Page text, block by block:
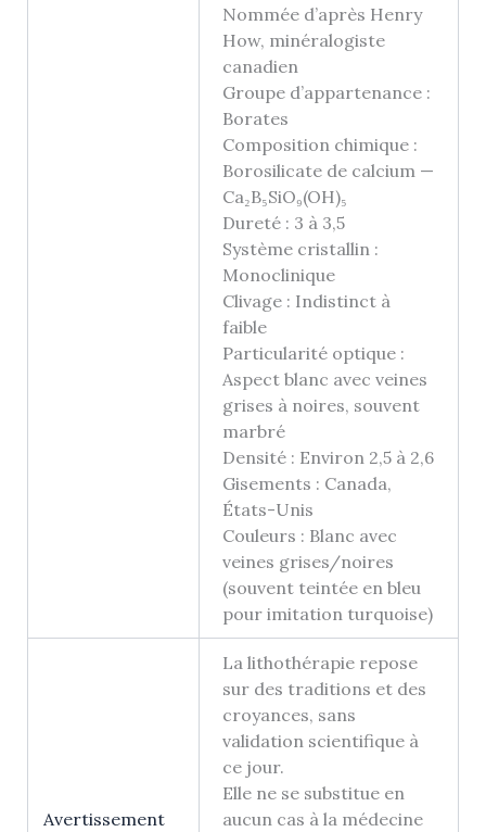
Nommée d’après Henry
How, minéralogiste
canadien
Groupe d’appartenance :
Borates
Composition chimique :
Borosilicate de calcium —
Ca₂B₅SiO₉(OH)₅
Dureté : 3 à 3,5
Système cristallin :
Monoclinique
Clivage : Indistinct à
faible
Particularité optique :
Aspect blanc avec veines
grises à noires, souvent
marbré
Densité : Environ 2,5 à 2,6
Gisements : Canada,
États-Unis
Couleurs : Blanc avec
veines grises/noires
(souvent teintée en bleu
pour imitation turquoise)
Avertissement
La lithothérapie repose
sur des traditions et des
croyances, sans
validation scientifique à
ce jour.
Elle ne se substitue en
aucun cas à la médecine